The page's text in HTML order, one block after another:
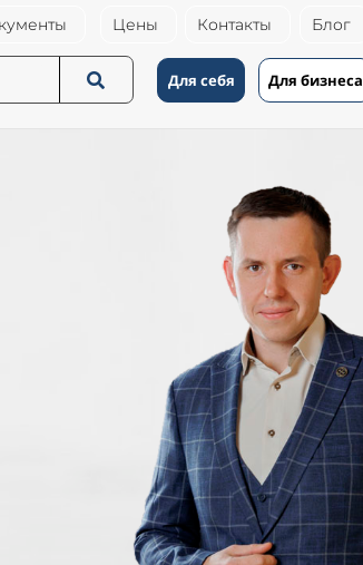
Цены Контакты Блог
Для себя Для бизнеса